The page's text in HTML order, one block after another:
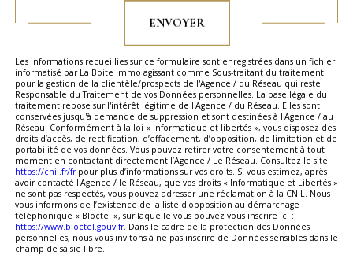
ENVOYER
Les informations recueillies sur ce formulaire sont enregistrées dans un fichier
informatisé par La Boite Immo agissant comme Sous-traitant du traitement
pour la gestion de la clientèle/prospects de l'Agence / du Réseau qui reste
Responsable du Traitement de vos Données personnelles. La base légale du
traitement repose sur l'intérêt légitime de l'Agence / du Réseau. Elles sont
conservées jusqu'à demande de suppression et sont destinées à l'Agence / au
Réseau. Conformément à la loi « informatique et libertés », vous disposez des
droits d’accès, de rectification, d’effacement, d’opposition, de limitation et de
portabilité de vos données. Vous pouvez retirer votre consentement à tout
moment en contactant directement l’Agence / Le Réseau. Consultez le site
https://cnil.fr/frpour plus d’informations sur vos droits. Si vous estimez, après
avoir contacté l'Agence / le Réseau, que vos droits « Informatique et Libertés »
ne sont pas respectés, vous pouvez adresser une réclamation à la CNIL. Nous
vous informons de l’existence de la liste d'opposition au démarchage
téléphonique « Bloctel », sur laquelle vous pouvez vous inscrire ici :
https://www.bloctel.gouv.fr. Dans le cadre de la protection des Données
personnelles, nous vous invitons à ne pas inscrire de Données sensibles dans le
champ de saisie libre.